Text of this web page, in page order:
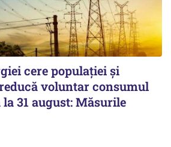
cere populației și
voluntar consumul
31 august: Măsurile